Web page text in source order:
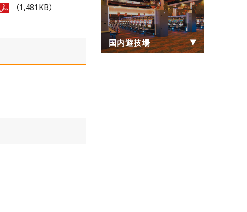
国内遊技場
（1,481KB）